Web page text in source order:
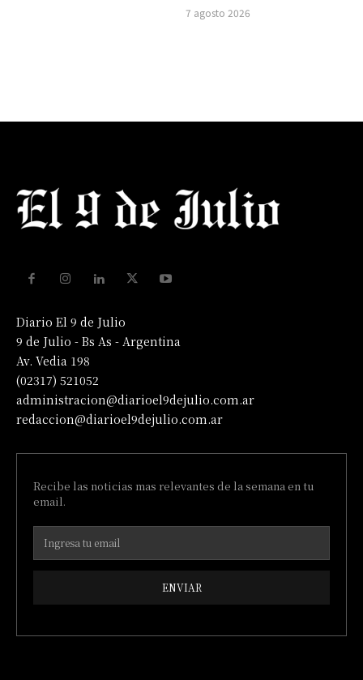
7 agosto 2026
Diario El 9 de Julio
9 de Julio - Bs As - Argentina
Av. Vedia 198
(02317) 521052
administracion@diarioel9dejulio.com.ar
redaccion@diarioel9dejulio.com.ar
Recibe las noticias mas relevantes de la semana en tu
email.
ENVIAR